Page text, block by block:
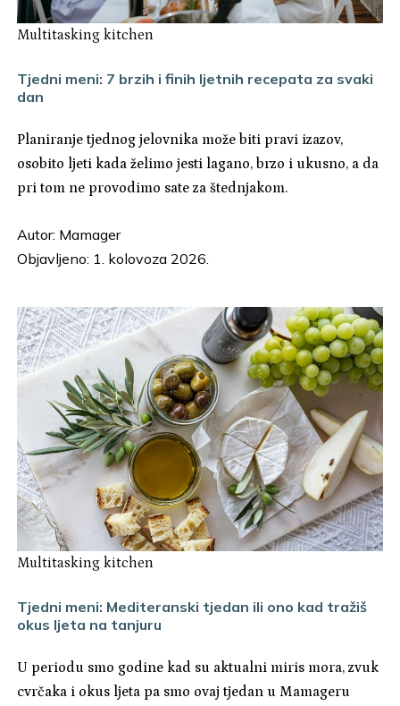
Multitasking kitchen
Tjedni meni: 7 brzih i finih ljetnih recepata za svaki
dan
Planiranje tjednog jelovnika može biti pravi izazov,
osobito ljeti kada želimo jesti lagano, brzo i ukusno, a da
pri tom ne provodimo sate za štednjakom.
Autor: Mamager
Objavljeno: 1. kolovoza 2026.
Multitasking kitchen
Tjedni meni: Mediteranski tjedan ili ono kad tražiš
okus ljeta na tanjuru
U periodu smo godine kad su aktualni miris mora, zvuk
cvrčaka i okus ljeta pa smo ovaj tjedan u Mamageru